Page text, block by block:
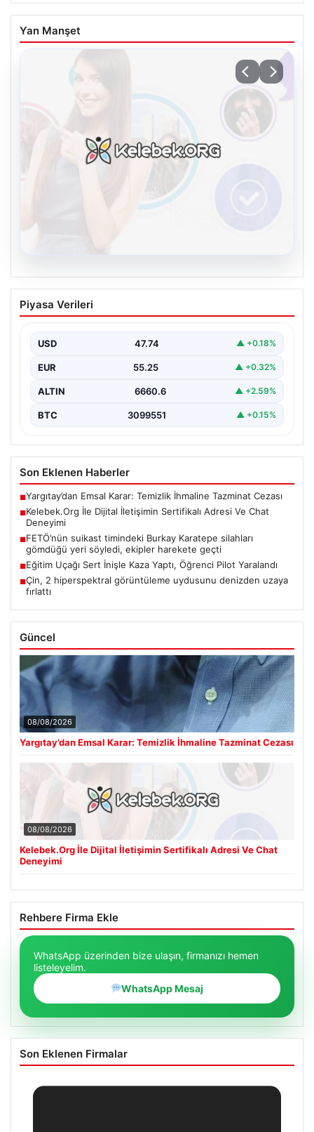
Yan Manşet
Kelebek.Org İle Dijital İletişimin
Sertifikalı Adresi Ve Chat Deneyimi
kurması kritik bir değer ifade etmektedir. Günümüzde…
Piyasa Verileri
USD 47.74 ▲ +0.18%
EUR 55.25 ▲ +0.32%
ALTIN 6660.6 ▲ +2.59%
BTC 3099551 ▲ +0.15%
Son Eklenen Haberler
■Yargıtay’dan Emsal Karar: Temizlik İhmaline Tazminat Cezası
■Kelebek.Org İle Dijital İletişimin Sertifikalı Adresi Ve Chat
Deneyimi
■FETÖ’nün suikast timindeki Burkay Karatepe silahları
gömdüğü yeri söyledi, ekipler harekete geçti
■Eğitim Uçağı Sert İnişle Kaza Yaptı, Öğrenci Pilot Yaralandı
■Çin, 2 hiperspektral görüntüleme uydusunu denizden uzaya
fırlattı
Güncel
08/08/2026
Yargıtay’dan Emsal Karar: Temizlik İhmaline Tazminat Cezası
08/08/2026
Kelebek.Org İle Dijital İletişimin Sertifikalı Adresi Ve Chat
Deneyimi
Rehbere Firma Ekle
WhatsApp üzerinden bize ulaşın, firmanızı hemen
listeleyelim.
WhatsApp Mesaj
Son Eklenen Firmalar